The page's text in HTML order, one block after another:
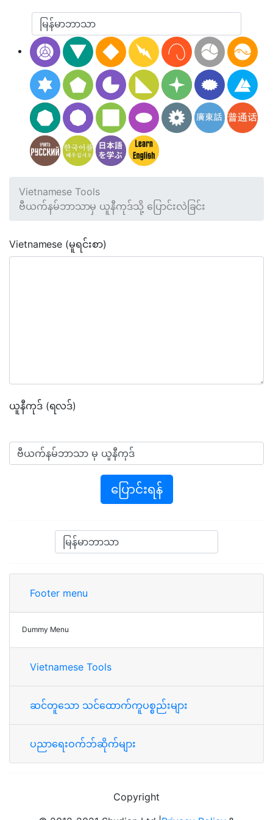
Vietnamese Tools
ဗီယက်နမ်ဘာသာမှ ယူနီကုဒ်သို့ ပြောင်းလဲခြင်း
Vietnamese (မူရင်းစာ)
ယူနီကုဒ် (ရလဒ်)
ပြောင်းရန်
Footer menu
Dummy Menu
Vietnamese Tools
ဆင်တူသော သင်ထောက်ကူပစ္စည်းများ
ပညာရေးဝက်ဘ်ဆိုက်များ
Copyright